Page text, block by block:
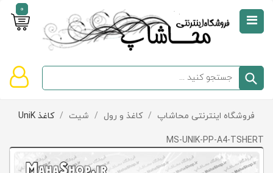
0
صفحه
دسته‌بندی
سبد
خالی
است
فروشگاه اینترنتی محاشاپ / کاغذ و رول / شیت / کاغذ UniK
MS-UNIK-PP-A4-TSHERT